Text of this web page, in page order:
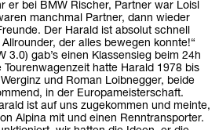
er bei BMW Rischer, Partner war Loisl
manchmal Partner, dann wieder
Der Harald ist absolut schnell
der alles bewegen konnte!“
3.0) gab’s einen Klassensieg beim 24h
Tourenwagenzeit hatte Harald 1978 bis
und Roman Loibnegger, beide
in der Europameisterschaft.
ist auf uns zugekommen und meinte,
Alpina mit und einen Renntransporter.